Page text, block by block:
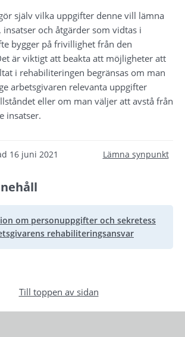
själv vilka uppgifter denne vill lämna
och åtgärder som vidtas i
bygger på frivillighet från den
är viktigt att beakta att möjligheter att
i rehabiliteringen begränsas om man
arbetsgivaren relevanta uppgifter
eller om man väljer att avstå från
insatser.
16 juni 2021 Lämna synpunkt
om personuppgifter och sekretess
rehabiliteringsansvar
Till toppen av sidan